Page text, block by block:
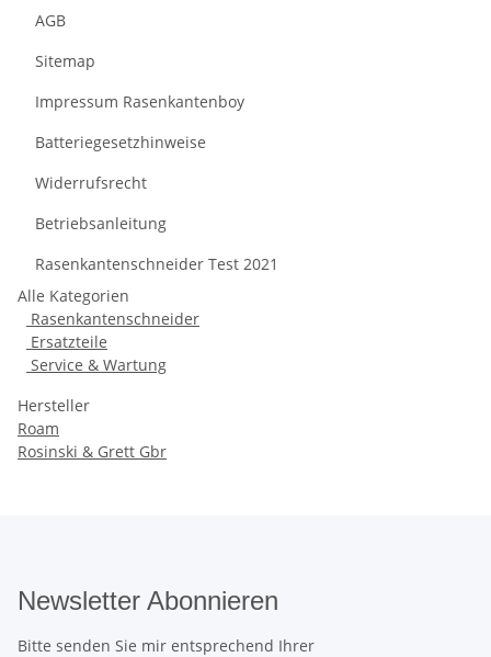
AGB
Sitemap
Impressum Rasenkantenboy
Batteriegesetzhinweise
Widerrufsrecht
Betriebsanleitung
Rasenkantenschneider Test 2021
Alle Kategorien
Rasenkantenschneider
Ersatzteile
Service & Wartung
Hersteller
Roam
Rosinski & Grett Gbr
Newsletter Abonnieren
Bitte senden Sie mir entsprechend Ihrer